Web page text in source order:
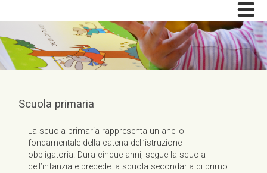
Scuola primaria
La scuola primaria rappresenta un anello
fondamentale della catena dell’istruzione
obbligatoria. Dura cinque anni, segue la scuola
dell’infanzia e precede la scuola secondaria di primo